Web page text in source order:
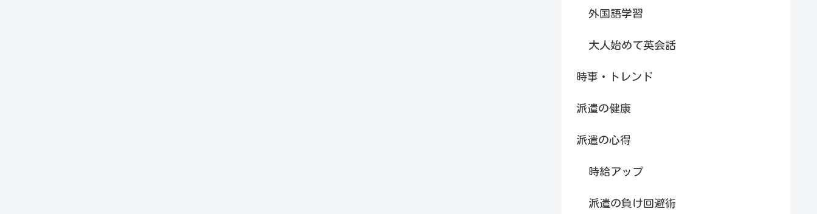
外国語学習
大人始めて英会話
時事・トレンド
派遣の健康
派遣の心得
時給アップ
派遣の負け回避術